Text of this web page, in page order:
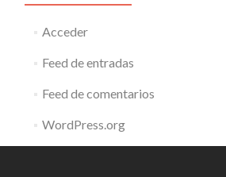
Acceder
Feed de entradas
Feed de comentarios
WordPress.org